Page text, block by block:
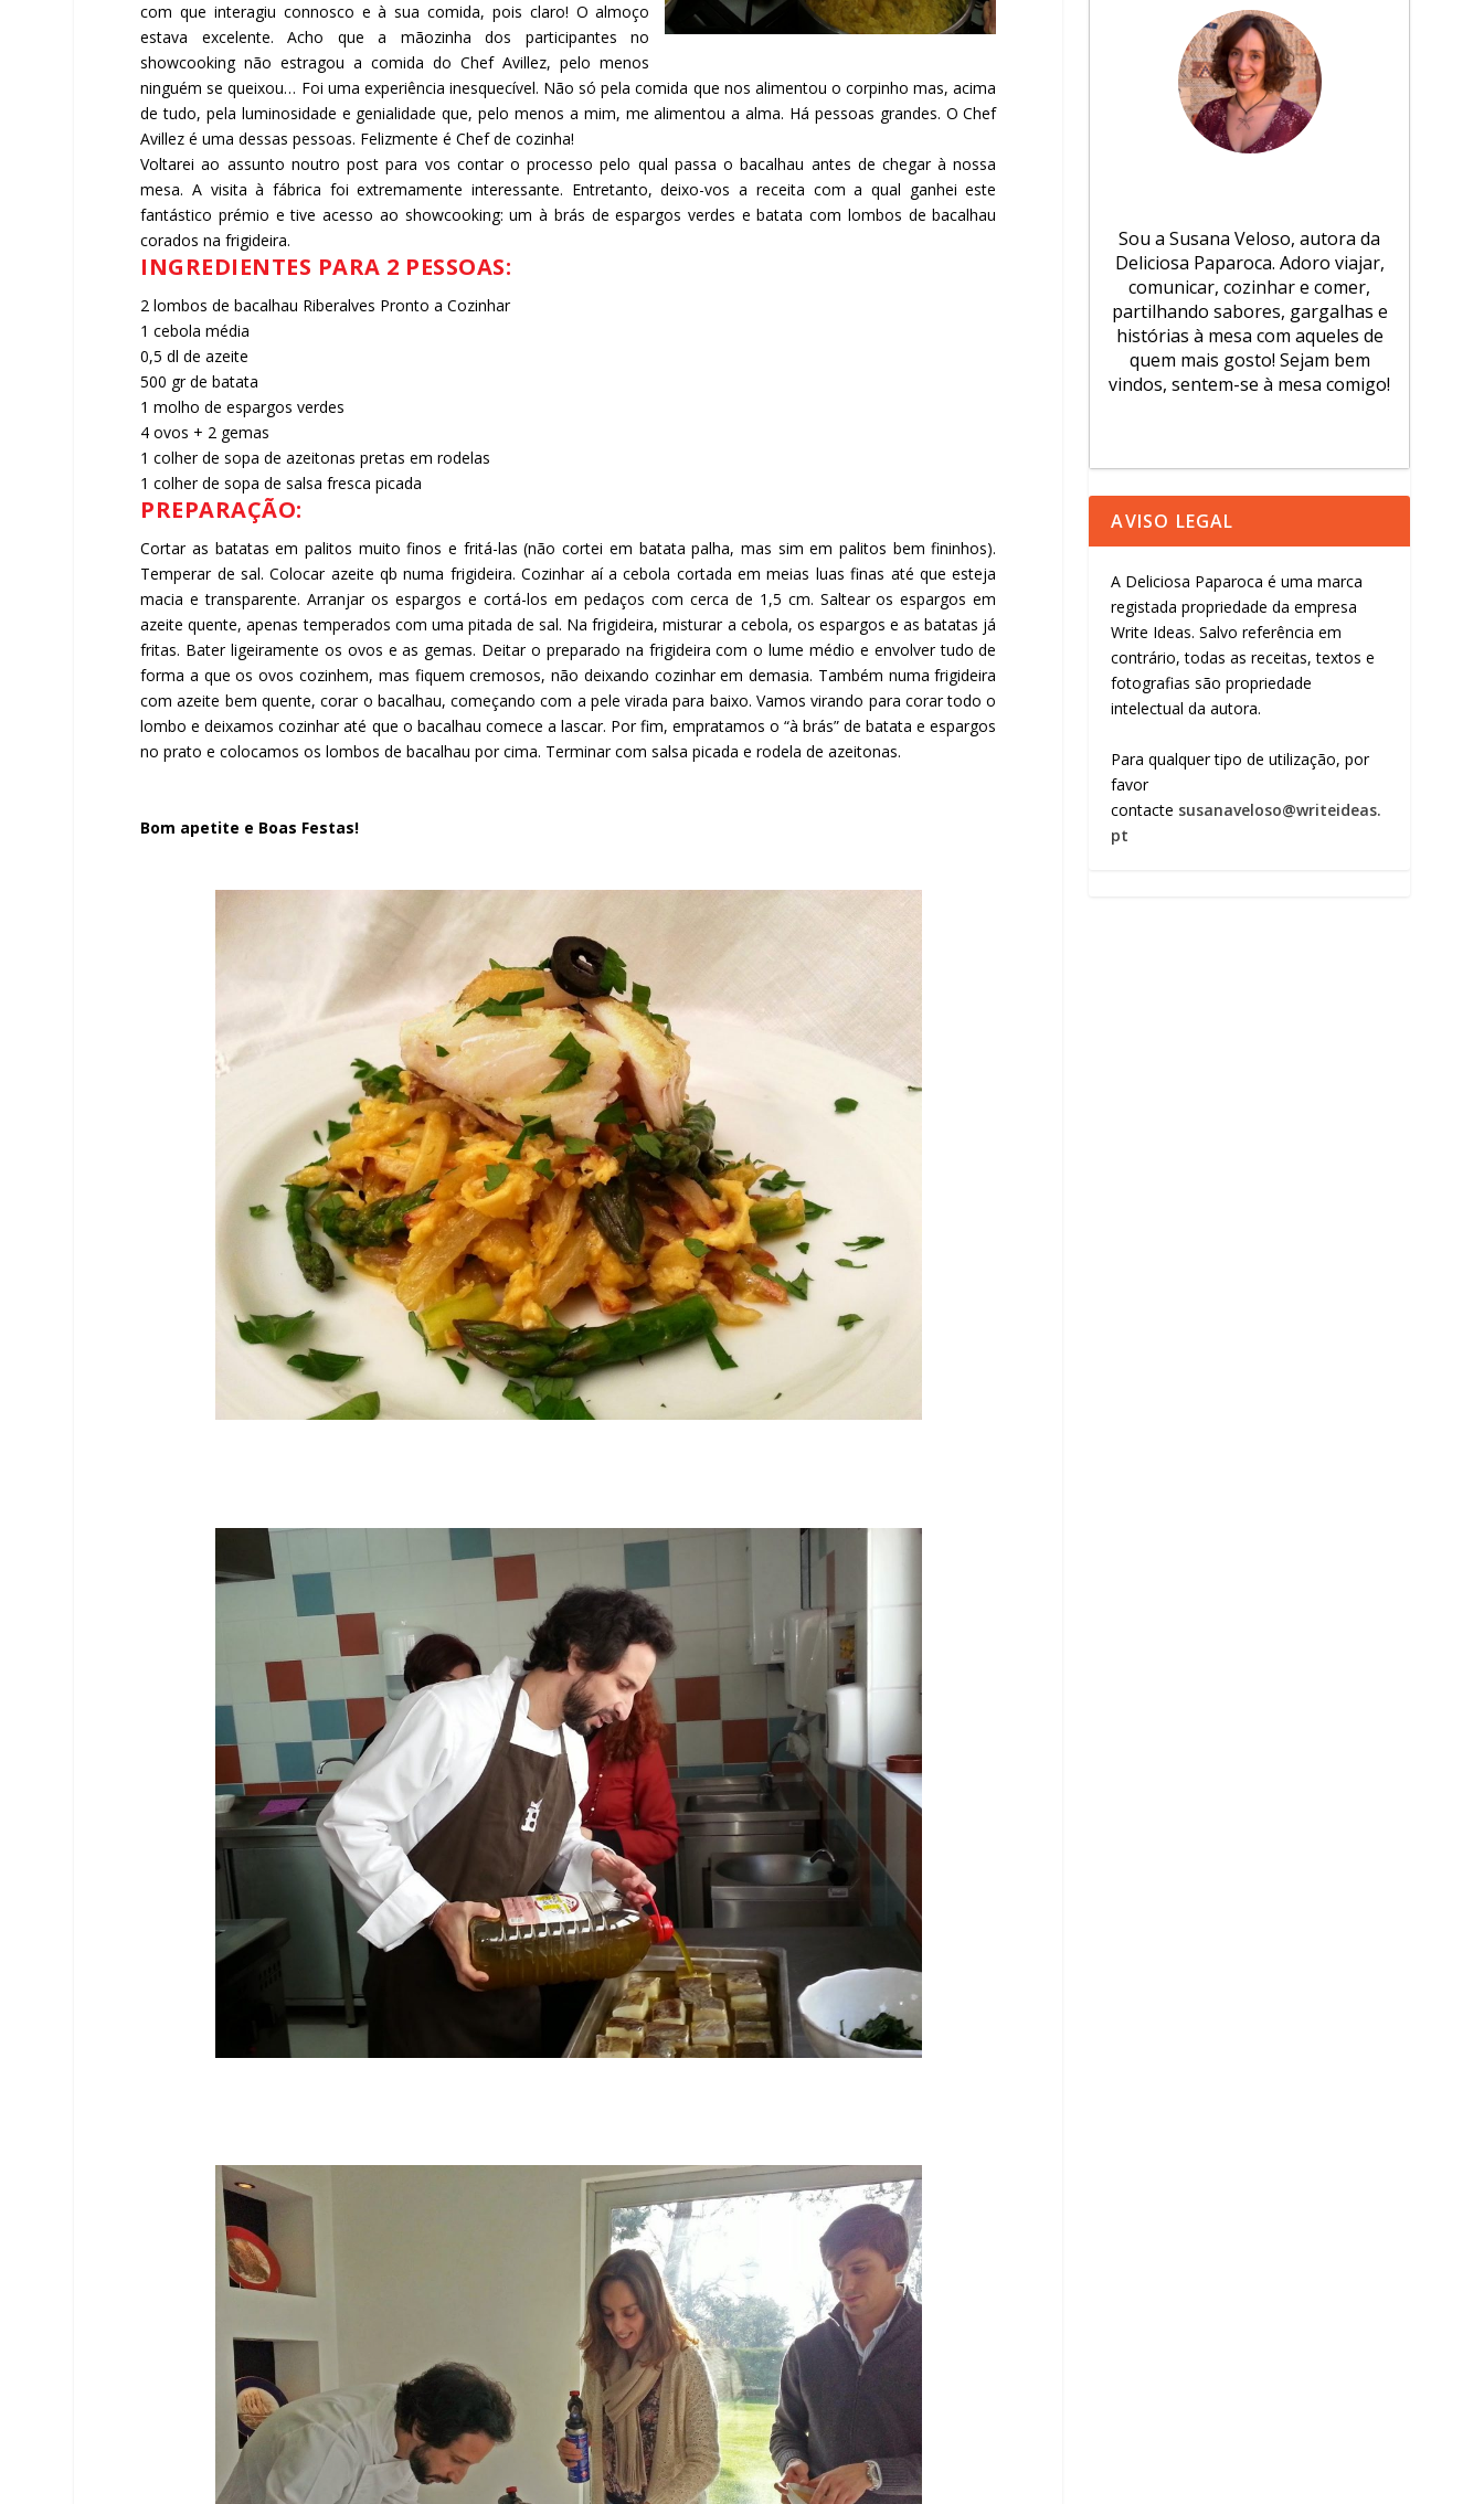
com que interagiu connosco e à sua comida, pois claro! O almoço
estava excelente. Acho que a mãozinha dos participantes no
showcooking não estragou a comida do Chef Avillez, pelo menos
ninguém se queixou… Foi uma experiência inesquecível. Não só pela comida que nos alimentou o corpinho mas, acima
de tudo, pela luminosidade e genialidade que, pelo menos a mim, me alimentou a alma. Há pessoas grandes. O Chef
Avillez é uma dessas pessoas. Felizmente é Chef de cozinha!
Voltarei ao assunto noutro post para vos contar o processo pelo qual passa o bacalhau antes de chegar à nossa
mesa. A visita à fábrica foi extremamente interessante. Entretanto, deixo-vos a receita com a qual ganhei este
fantástico prémio e tive acesso ao showcooking: um à brás de espargos verdes e batata com lombos de bacalhau
corados na frigideira.
INGREDIENTES PARA 2 PESSOAS:
2 lombos de bacalhau Riberalves Pronto a Cozinhar
1 cebola média
0,5 dl de azeite
500 gr de batata
1 molho de espargos verdes
4 ovos + 2 gemas
1 colher de sopa de azeitonas pretas em rodelas
1 colher de sopa de salsa fresca picada
PREPARAÇÃO:
Cortar as batatas em palitos muito finos e fritá-las (não cortei em batata palha, mas sim em palitos bem fininhos).
Temperar de sal. Colocar azeite qb numa frigideira. Cozinhar aí a cebola cortada em meias luas finas até que esteja
macia e transparente. Arranjar os espargos e cortá-los em pedaços com cerca de 1,5 cm. Saltear os espargos em
azeite quente, apenas temperados com uma pitada de sal. Na frigideira, misturar a cebola, os espargos e as batatas já
fritas. Bater ligeiramente os ovos e as gemas. Deitar o preparado na frigideira com o lume médio e envolver tudo de
forma a que os ovos cozinhem, mas fiquem cremosos, não deixando cozinhar em demasia. Também numa frigideira
com azeite bem quente, corar o bacalhau, começando com a pele virada para baixo. Vamos virando para corar todo o
lombo e deixamos cozinhar até que o bacalhau comece a lascar. Por fim, empratamos o “à brás” de batata e espargos
no prato e colocamos os lombos de bacalhau por cima. Terminar com salsa picada e rodela de azeitonas.
Bom apetite e Boas Festas!
Facebook
Sou a Susana Veloso, autora da
Deliciosa Paparoca. Adoro viajar,
comunicar, cozinhar e comer,
partilhando sabores, gargalhas e
histórias à mesa com aqueles de
quem mais gosto! Sejam bem
vindos, sentem-se à mesa comigo!
AVISO LEGAL
A Deliciosa Paparoca é uma marca
registada propriedade da empresa
Write Ideas. Salvo referência em
contrário, todas as receitas, textos e
fotografias são propriedade
intelectual da autora.
Para qualquer tipo de utilização, por
favor
contacte susanaveloso@writeideas.
pt